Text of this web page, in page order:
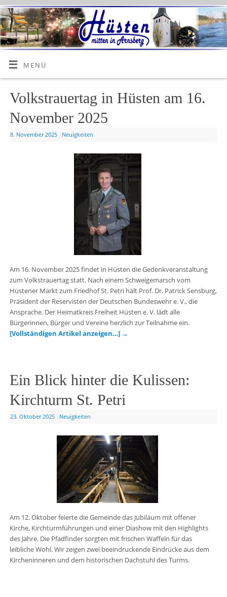
MENÜ
Volkstrauertag in Hüsten am 16.
November 2025
8. November 2025 Neuigkeiten
Am 16. November 2025 findet in Hüsten die Gedenkveranstaltung
zum Volkstrauertag statt. Nach einem Schweigemarsch vom
Hüstener Markt zum Friedhof St. Petri hält Prof. Dr. Patrick Sensburg,
Präsident der Reservisten der Deutschen Bundeswehr e. V., die
Ansprache. Der Heimatkreis Freiheit Hüsten e. V. lädt alle
Bürgerinnen, Bürger und Vereine herzlich zur Teilnahme ein.
[Vollständigen Artikel anzeigen…] →
Ein Blick hinter die Kulissen:
Kirchturm St. Petri
23. Oktober 2025 Neuigkeiten
Am 12. Oktober feierte die Gemeinde das Jubiläum mit offener
Kirche, Kirchturmführungen und einer Diashow mit den Highlights
des Jahre. Die Pfadfinder sorgten mit frischen Waffeln für das
leibliche Wohl. Wir zeigen zwei beeindruckende Eindrücke aus dem
Kircheninneren und dem historischen Dachstuhl des Turms.